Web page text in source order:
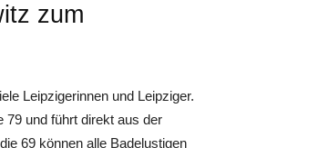
zum
Leipzigerinnen und Leipziger.
79 und führt direkt aus der
69 können alle Badelustigen